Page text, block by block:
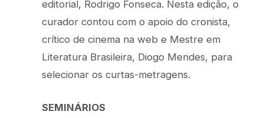
editorial, Rodrigo Fonseca. Nesta edição, o
curador contou com o apoio do cronista,
crítico de cinema na web e Mestre em
Literatura Brasileira, Diogo Mendes, para
selecionar os curtas-metragens.
SEMINÁRIOS